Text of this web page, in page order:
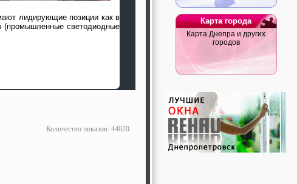
лидирующие позиции как в
светодиодные
Количество показов: 44020
Карта города
Карта Днепра и других
городов